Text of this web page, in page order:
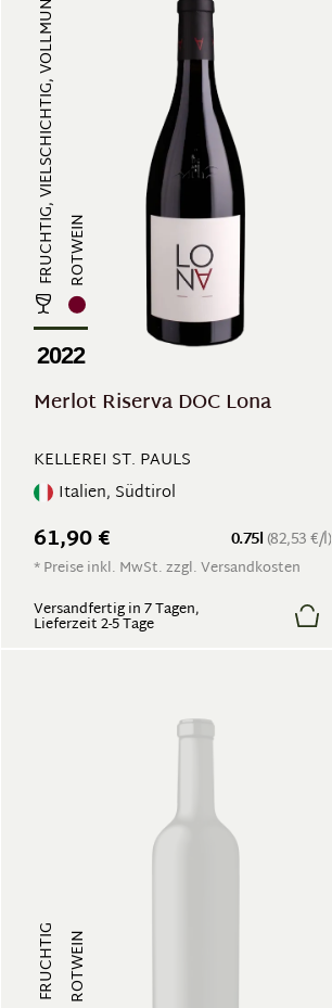
FRUCHTIG, VIELSCHICHTIG, VOLLMUND... ROTWEIN
2022
Merlot Riserva DOC Lona
KELLEREI ST. PAULS
Italien, Südtirol
0.75l (82,53 €/l)
61,90 €
* Preise inkl. MwSt. zzgl. Versandkosten
Versandfertig in 7 Tagen,
Lieferzeit 2-5 Tage
FRUCHTIG ROTWEIN